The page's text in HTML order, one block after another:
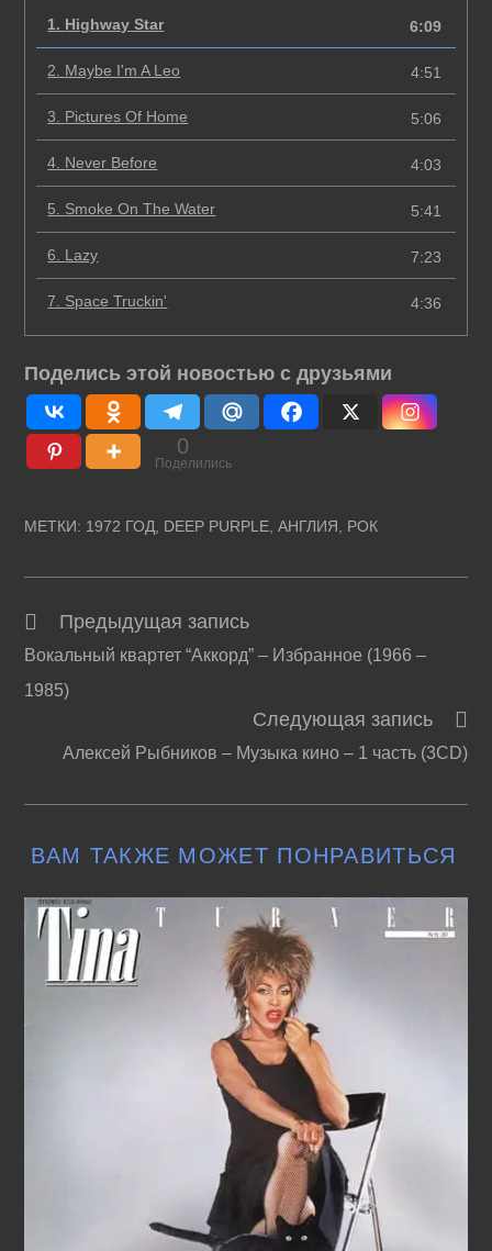
1. Highway Star 6:09
2. Maybe I'm A Leo 4:51
3. Pictures Of Home 5:06
4. Never Before 4:03
5. Smoke On The Water 5:41
6. Lazy 7:23
7. Space Truckin' 4:36
Поделись этой новостью с друзьями
0
Поделились
МЕТКИ: 1972 ГОД DEEP PURPLE АНГЛИЯ РОК
Читать
далее
статьи
Предыдущая запись
Вокальный квартет “Аккорд” – Избранное (1966 –
1985)
Следующая запись
Алексей Рыбников – Музыка кино – 1 часть (3CD)
ВАМ ТАКЖЕ МОЖЕТ ПОНРАВИТЬСЯ